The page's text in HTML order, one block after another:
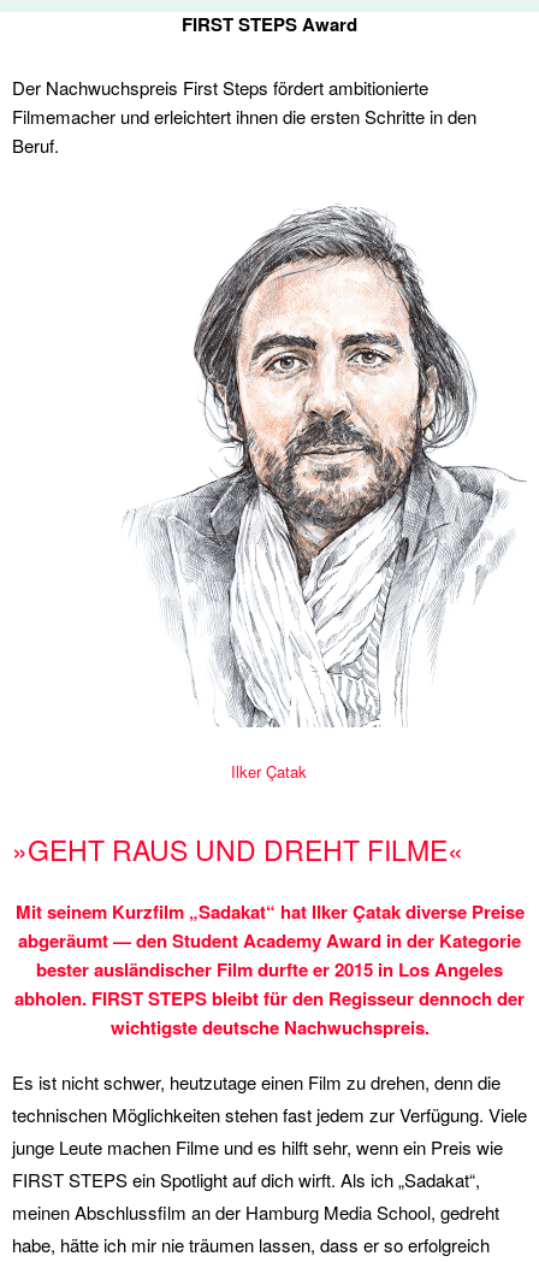
FIRST STEPS Award
Der Nachwuchspreis First Steps fördert ambitionierte
Filmemacher und erleichtert ihnen die ersten Schritte in den
Beruf.
Ilker Çatak
»GEHT RAUS UND DREHT FILME«
Mit seinem Kurzfilm „Sadakat“ hat Ilker Çatak diverse Preise
abgeräumt — den Student Academy Award in der Kategorie
bester ausländischer Film durfte er 2015 in Los Angeles
abholen. FIRST STEPS bleibt für den Regisseur dennoch der
wichtigste deutsche Nachwuchspreis.
Es ist nicht schwer, heutzutage einen Film zu drehen, denn die
technischen Möglichkeiten stehen fast jedem zur Verfügung. Viele
junge Leute machen Filme und es hilft sehr, wenn ein Preis wie
FIRST STEPS ein Spotlight auf dich wirft. Als ich „Sadakat“,
meinen Abschlussfilm an der Hamburg Media School, gedreht
habe, hätte ich mir nie träumen lassen, dass er so erfolgreich